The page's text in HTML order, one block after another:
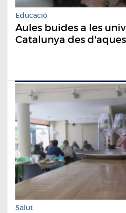
Educació
Aules buides a les
Catalunya des
Salut